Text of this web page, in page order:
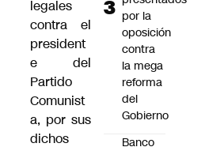
legales
contra el
president
e del
Partido
Comunist
a, por sus
dichos
por la
oposición
contra
la mega
reforma
del
Gobierno
Banco